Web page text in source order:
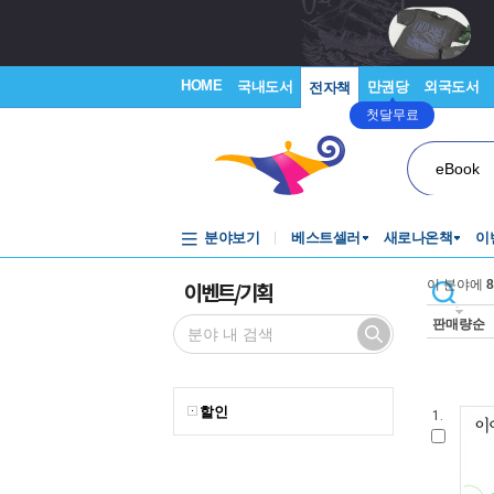
HOME 국내도서 전자책 만권당
첫달무료
외국도서
eBook
분야보기 베스트셀러 새로나온책 이
이벤트/기획
할인
이 분야에 8
판매량순
1.